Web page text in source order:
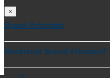
×
Brand-Erbisdorf
Notdienst Brand-Erbisdorf